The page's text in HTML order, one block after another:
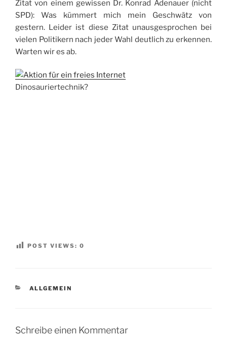
Zitat von einem gewissen Dr. Konrad Adenauer (nicht
SPD): Was kümmert mich mein Geschwätz von
gestern. Leider ist diese Zitat unausgesprochen bei
vielen Politikern nach jeder Wahl deutlich zu erkennen.
Warten wir es ab.
Dinosauriertechnik?
POST VIEWS: 0
KATEGORIEN
ALLGEMEIN
Schreibe einen Kommentar